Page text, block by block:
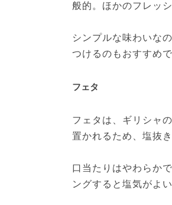
般的。ほかのフレッ
シンプルな味わいな
つけるのもおすすめで
フェタ
フェタは、ギリシャ
置かれるため、塩抜
口当たりはやわらか
ングすると塩気がよ